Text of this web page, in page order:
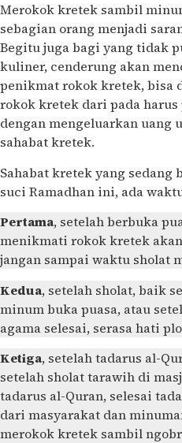
Merokok kretek sambil
sebagian orang menjadi
Begitu juga bagi yang tidak
kuliner, cenderung akan
penikmat rokok kretek, bisa
rokok kretek dari pada
dengan mengeluarkan
sahabat kretek.
Sahabat kretek yang sedang
suci Ramadhan ini, ada
Pertama, setelah berbuka
menikmati rokok kretek
jangan sampai waktu sholat
Kedua, setelah sholat, baik
minum buka puasa, atau
agama selesai, serasa hati
Ketiga, setelah tadarus al-
setelah sholat tarawih di
tadarus al-Quran, selesai
dari masyarakat dan
merokok kretek sambil